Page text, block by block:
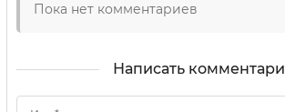
Пока нет комментариев
Написать